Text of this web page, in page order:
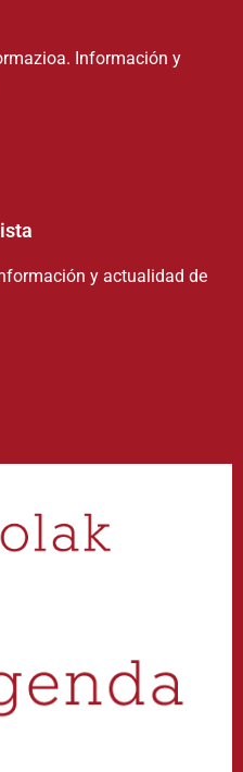
Información y
y actualidad de